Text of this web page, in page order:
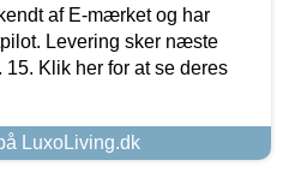
af E-mærket og har
Levering sker næste
Klik her for at se deres
LuxoLiving.dk